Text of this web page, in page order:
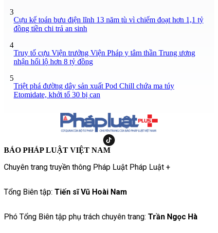
3
Cựu kế toán bưu điện lĩnh 13 năm tù vì chiếm đoạt hơn 1,1 tỷ
đồng tiền chi trả an sinh
4
Truy tố cựu Viện trưởng Viện Pháp y tâm thần Trung ương
nhận hối lộ hơn 8 tỷ đồng
5
Triệt phá đường dây sản xuất Pod Chill chứa ma túy
Etomidate, khởi tố 30 bị can
BÁO PHÁP LUẬT VIỆT NAM
Chuyên trang truyền thông Pháp Luật Pháp Luật +
Tổng Biên tập: Tiến sĩ Vũ Hoài Nam
Phó Tổng Biên tập phụ trách chuyên trang: Trần Ngọc Hà